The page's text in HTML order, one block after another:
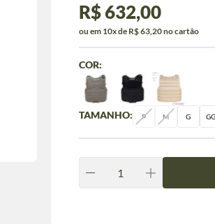
R$ 632,00
ou em 10x de R$ 63,20 no cartão
TAMANHO: P M G GG
COR: